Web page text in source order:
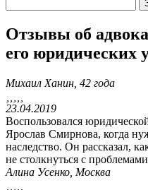
Отзывы об
его юридических
Михаил Ханин, 42 года
23.04.2019
Воспользовался
Ярослав Смирнова, когда
наследство. Он рассказал,
не столкнуться с
Алина Усенко, Москва